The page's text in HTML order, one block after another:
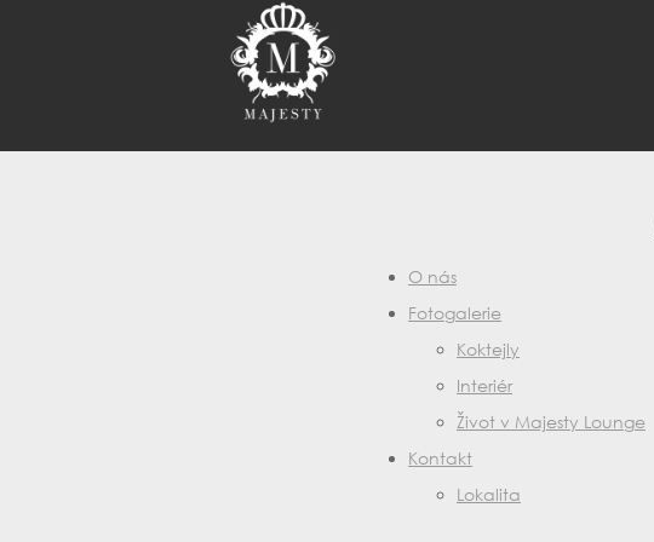
O nás
Fotogalerie
Koktejly
Interiér
Život v Majesty Lounge
Kontakt
Lokalita